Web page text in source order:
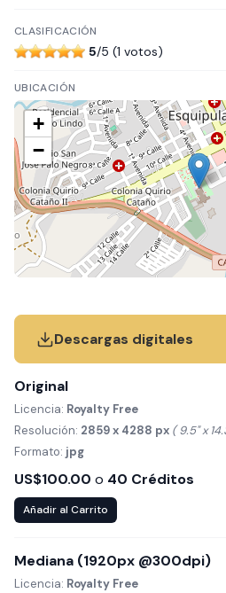
CLASIFICACIÓN
5/5 (1 votos)
UBICACIÓN
+
−
Descargas digitales
Original
Licencia: Royalty Free
Resolución: 2859 x 4288 px ( 9.5" x
Formato: jpg
US$100.00 o 40 Créditos
Añadir al Carrito
Mediana (1920px @300dpi)
Licencia: Royalty Free